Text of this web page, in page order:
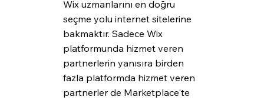
Wix uzmanlarını en doğru
seçme yolu internet sitelerine
bakmaktır. Sadece Wix
platformunda hizmet veren
partnerlerin yanısıra birden
fazla platformda hizmet veren
partnerler de Marketplace'te